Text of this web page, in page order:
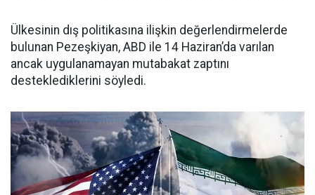
Ülkesinin dış politikasına ilişkin değerlendirmelerde
bulunan Pezeşkiyan, ABD ile 14 Haziran’da varılan
ancak uygulanamayan mutabakat zaptını
desteklediklerini söyledi.